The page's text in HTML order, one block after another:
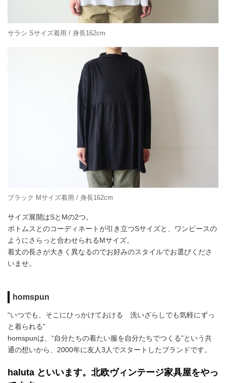
サラシ Sサイズ着用 / 身長162cm
ブラック Mサイズ着用 / 身長162cm
サイズ展開はSとMの2つ。
ボトムスとのコーディネートが引き立つSサイズと、ワンピースの
ようにさらっと合わせられるMサイズ。
着丈の長さが大きく異なるのでお好みのスタイルでお選びくださ
いませ。
homspun
“いつでも、そこにひっかけておける 洗いざらしでも気軽にずっ
と着られる”
homspunは、“自分たちの着たい服を自分たちでつくる”という共
通の想いから、2000年に友人3人でスタートしたブランドです。
haluta といいます。北欧ヴィンテージ家具屋をやっ